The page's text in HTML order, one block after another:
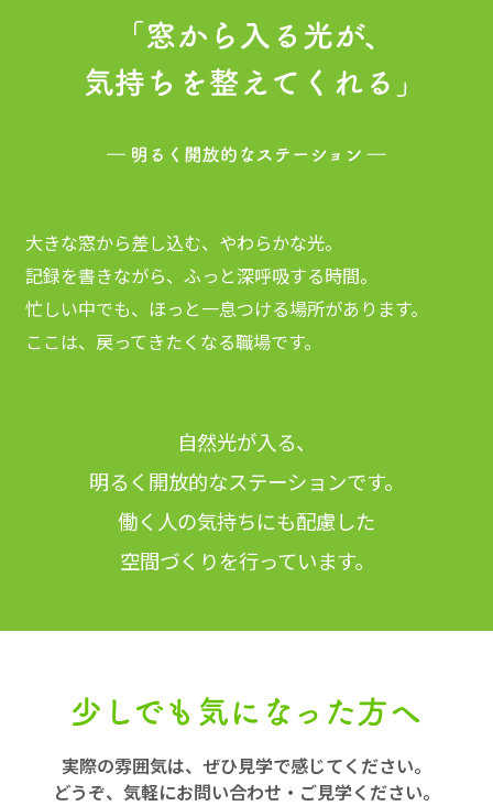
大きな窓から差し込む、やわらかな光。
記録を書きながら、ふっと深呼吸する時間。
忙しい中でも、ほっと一息つける場所があります。
ここは、戻ってきたくなる職場です。
自然光が入る、
明るく開放的なステーションです。
働く人の気持ちにも配慮した
空間づくりを行っています。
実際の雰囲気は、ぜひ見学で感じてください。
どうぞ、気軽にお問い合わせ・ご見学ください。